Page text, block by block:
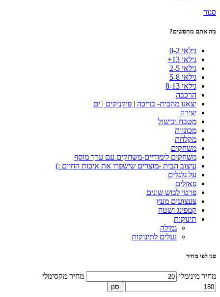
סגור
מה אתם מחפשים?
גילאי 0-2
גילאי 13+
גילאי 2-5
גילאי 5-8
גילאי 8-13
הרכבה
יצאנו מהבית- בריכה | פיקניקים | ים
יצירה
מטבח ובישול
מכוניות
מקלחת
משחקים
משחקים לימודיים-משחקים עם ערך מוסף
עיצוב הבית -מוצרים שישפרו את איכות החיים :)
על גלגלים
פאזלים
פרטי לבוש שונים
צעצועים מעץ
קמפינג ושטח
תינוקות
גמילה
נעלים לתינוקות
סנן לפי מחיר
מחיר מינימלי מחיר מקסימלי
סנן